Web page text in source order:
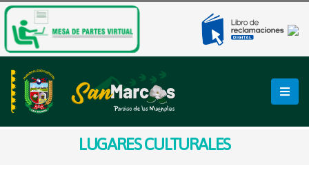
LUGARES CULTURALES